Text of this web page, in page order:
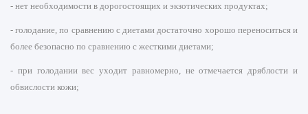
- нет необходимости в дорогостоящих и экзотических продуктах;
- голодание, по сравнению с диетами достаточно хорошо переноситься и
более безопасно по сравнению с жесткими диетами;
- при голодании вес уходит равномерно, не отмечается дряблости и
обвислости кожи;